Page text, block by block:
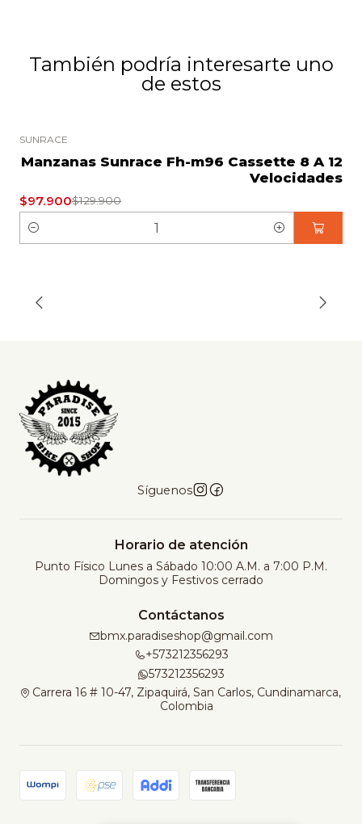
También podría interesarte uno
de estos
SUNRACE
Manzanas Sunrace Fh-m96 Cassette 8 A 12
Velocidades
$97.900$129.900
Síguenos
Horario de atención
Punto Físico Lunes a Sábado 10:00 A.M. a 7:00 P.M.
Domingos y Festivos cerrado
Contáctanos
bmx.paradiseshop@gmail.com
+573212356293
573212356293
Carrera 16 # 10-47, Zipaquirá, San Carlos, Cundinamarca,
Colombia